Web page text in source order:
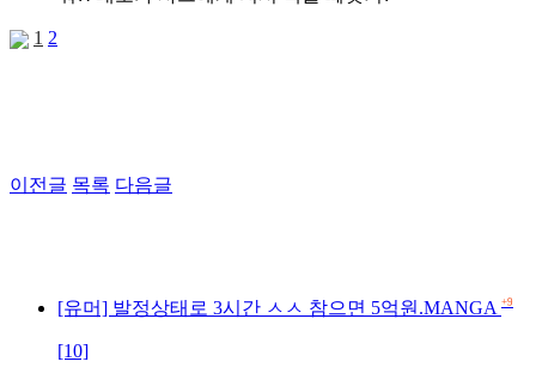
1 2
이전글 목록 다음글
[유머] 발정상태로 3시간 ㅅㅅ 참으면 5억원.MANGA +9
[10]